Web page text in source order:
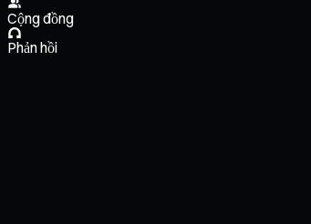
Cộng đồng
Phản hồi